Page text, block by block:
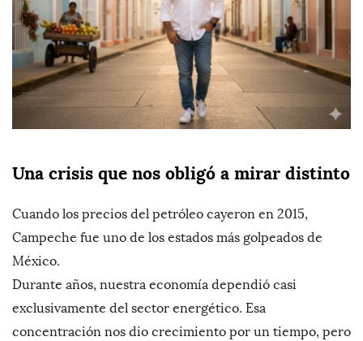
Una crisis que nos obligó a mirar distinto
Cuando los precios del petróleo cayeron en 2015,
Campeche fue uno de los estados más golpeados de
México.
Durante años, nuestra economía dependió casi
exclusivamente del sector energético. Esa
concentración nos dio crecimiento por un tiempo, pero